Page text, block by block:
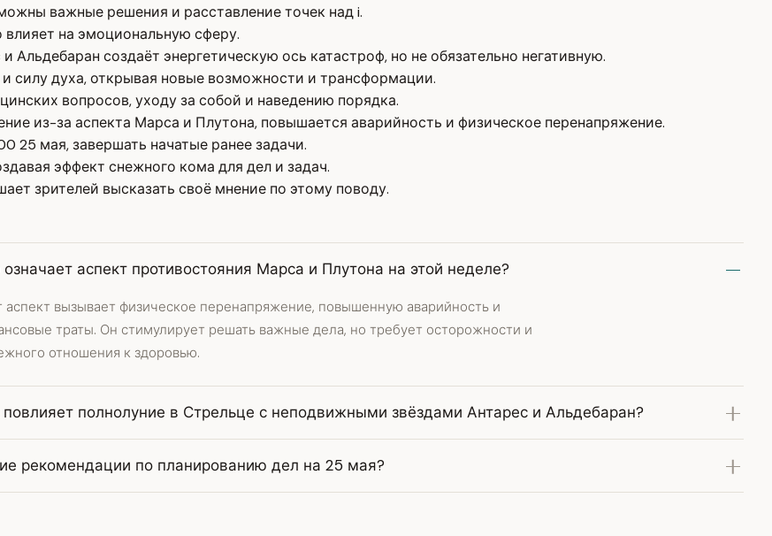
важные решения и расставление точек над i.
на эмоциональную сферу.
создаёт энергетическую ось катастроф, но не обязательно негативную.
силу духа, открывая новые возможности и трансформации.
вопросов, уходу за собой и наведению порядка.
из-за аспекта Марса и Плутона, повышается аварийность и физическое перенапряжение.
25 мая, завершать начатые ранее задачи.
эффект снежного кома для дел и задач.
зрителей высказать своё мнение по этому поводу.
означает аспект противостояния Марса и Плутона на этой неделе?
аспект вызывает физическое перенапряжение, повышенную аварийность и
траты. Он стимулирует решать важные дела, но требует осторожности и
отношения к здоровью.
повлияет полнолуние в Стрельце с неподвижными звёздами Антарес и Альдебаран?
рекомендации по планированию дел на 25 мая?